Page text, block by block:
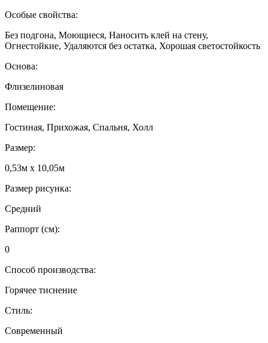
Особые свойства:
Без подгона, Моющиеся, Наносить клей на стену,
Огнестойкие, Удаляются без остатка, Хорошая светостойкость
Основа:
Флизелиновая
Помещение:
Гостиная, Прихожая, Спальня, Холл
Размер:
0,53м x 10,05м
Размер рисунка:
Средний
Раппорт (см):
0
Способ производства:
Горячее тиснение
Стиль:
Современный